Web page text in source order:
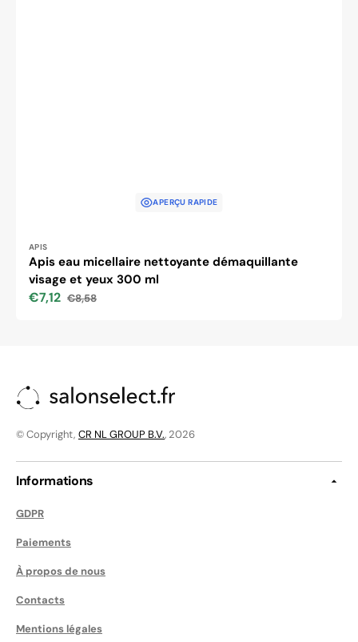
APERÇU RAPIDE
Distributeur :
APIS
Apis eau micellaire nettoyante démaquillante
visage et yeux 300 ml
Prix
€7,12
Prix
€8,58
© Copyright, CR NL GROUP B.V., 2026
Informations
GDPR
Paiements
À propos de nous
Contacts
Mentions légales